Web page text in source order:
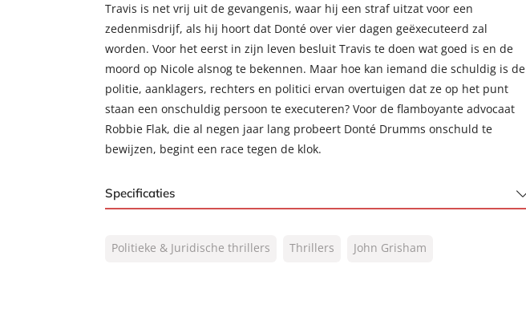
Travis is net vrij uit de gevangenis, waar hij een straf uitzat voor een
zedenmisdrijf, als hij hoort dat Donté over vier dagen geëxecuteerd zal
worden. Voor het eerst in zijn leven besluit Travis te doen wat goed is en de
moord op Nicole alsnog te bekennen. Maar hoe kan iemand die schuldig is de
politie, aanklagers, rechters en politici ervan overtuigen dat ze op het punt
staan een onschuldig persoon te executeren? Voor de flamboyante advocaat
Robbie Flak, die al negen jaar lang probeert Donté Drumms onschuld te
bewijzen, begint een race tegen de klok.
Specificaties
NUR:
332
Politieke & Juridische thrillers Thrillers John Grisham